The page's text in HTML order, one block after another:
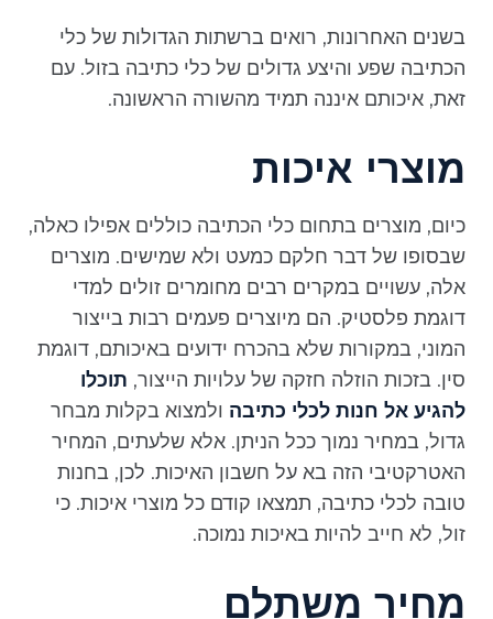
בשנים האחרונות, רואים ברשתות הגדולות של כלי
הכתיבה שפע והיצע גדולים של כלי כתיבה בזול. עם
זאת, איכותם איננה תמיד מהשורה הראשונה.
מוצרי איכות
כיום, מוצרים בתחום כלי הכתיבה כוללים אפילו כאלה,
שבסופו של דבר חלקם כמעט ולא שמישים. מוצרים
אלה, עשויים במקרים רבים מחומרים זולים למדי
דוגמת פלסטיק. הם מיוצרים פעמים רבות בייצור
המוני, במקורות שלא בהכרח ידועים באיכותם, דוגמת
סין. בזכות הוזלה חזקה של עלויות הייצור,תוכלו
להגיע אל חנות לכלי כתיבהולמצוא בקלות מבחר
גדול, במחיר נמוך ככל הניתן. אלא שלעתים, המחיר
האטרקטיבי הזה בא על חשבון האיכות. לכן, בחנות
טובה לכלי כתיבה, תמצאו קודם כל מוצרי איכות. כי
זול, לא חייב להיות באיכות נמוכה.
מחיר משתלם